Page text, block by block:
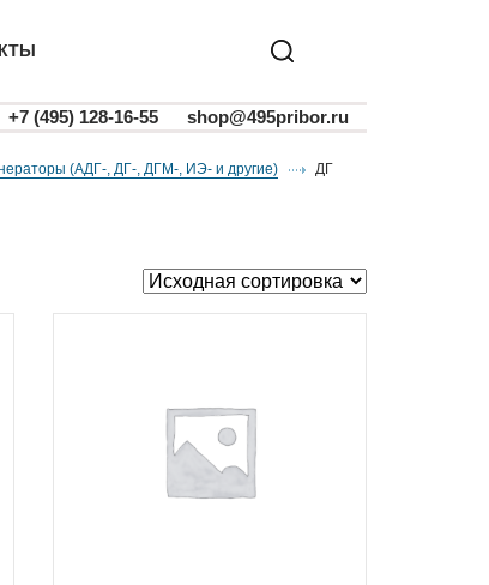
+7 (495) 128-16-55 shop@495pribor.ru
(АДГ-, ДГ-, ДГМ-, ИЭ- и другие) ДГ